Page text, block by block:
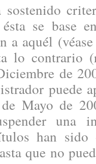
se base
a aquél
lo contrario
de
puede
Mayo de
una
han sido
que no